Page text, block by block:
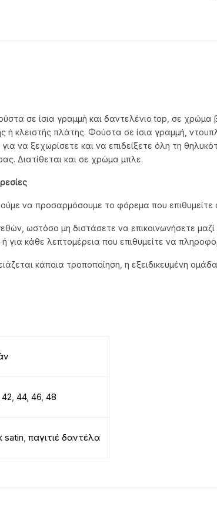
σε ίσια γραμμή και δαντελένιο top, σε
ή κλειστής πλάτης. Φούστα σε ίσια γραμμή,
να ξεχωρίσετε και να επιδείξετε όλη τη
Διατίθεται και σε χρώμα μπλε.
να προσαρμόσουμε το φόρεμα που επιθυμείτε
ωστόσο μη διστάσετε να επικοινωνήσετε
για κάθε λεπτομέρεια που επιθυμείτε να
κάποια τροποποίηση, η εξειδικευμένη
42, 44, 46, 48
satin, παγιτιέ δαντέλα